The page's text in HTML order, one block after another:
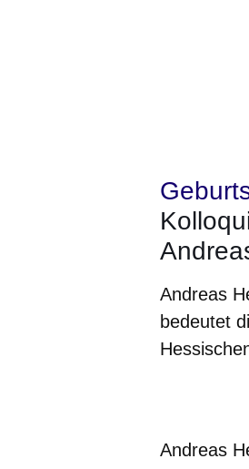
Andreas
bedeutet
Andreas